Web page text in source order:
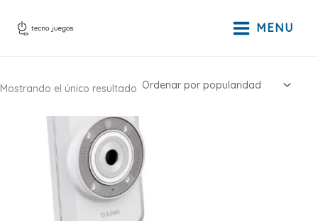
MENU
Mostrando el único resultado